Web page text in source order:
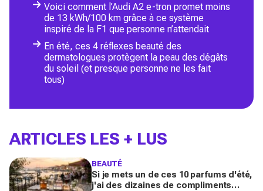
Voici comment l’Audi A2 e-tron promet moins
de 13 kWh/100 km grâce à ce système
inspiré de la F1 que personne n’attendait
En été, ces 4 réflexes beauté des
dermatologues protègent la peau des dégâts
du soleil (et presque personne ne les fait
tous)
ARTICLES LES + LUS
BEAUTÉ
Si je mets un de ces 10 parfums d'été,
j'ai des dizaines de compliments